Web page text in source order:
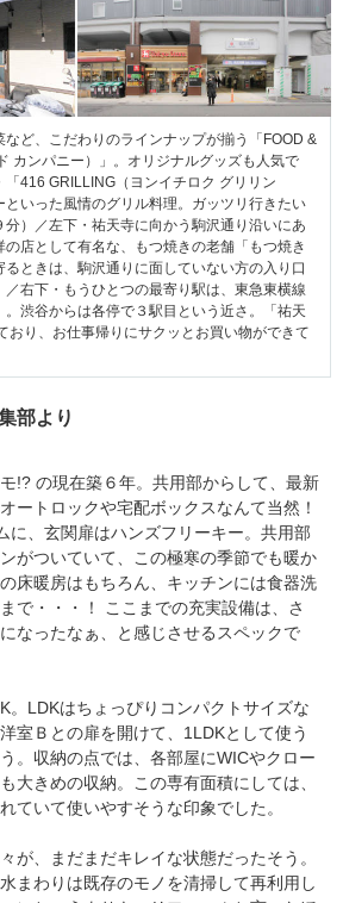
ど、こだわりのラインナップが揃う「FOOD &
カンパニー）」。オリジナルグッズも人気で
416 GRILLING（ヨンイチロク グリリン
といった風情のグリル料理。ガッツリ行きたい
分）／左下・祐天寺に向かう駒沢通り沿いにあ
店として有名な、もつ焼きの老舗「もつ焼き
ときは、駒沢通りに面していない方の入り口
右下・もうひとつの最寄り駅は、東急東横線
。渋谷からは各停で３駅目という近さ。「祐天
おり、お仕事帰りにサクッとお買い物ができて
部より
!? の現在築６年。共用部からして、最新
ートロックや宅配ボックスなんて当然！
に、玄関扉はハンズフリーキー。共用部
がついていて、この極寒の季節でも暖か
床暖房はもちろん、キッチンには食器洗
で・・・！ ここまでの充実設備は、さ
なったなぁ、と感じさせるスペックで
。LDKはちょっぴりコンパクトサイズな
室Ｂとの扉を開けて、1LDKとして使う
。収納の点では、各部屋にWICやクロー
大きめの収納。この専有面積にしては、
ていて使いやすそうな印象でした。
が、まだまだキレイな状態だったそう。
まわりは既存のモノを清掃して再利用し